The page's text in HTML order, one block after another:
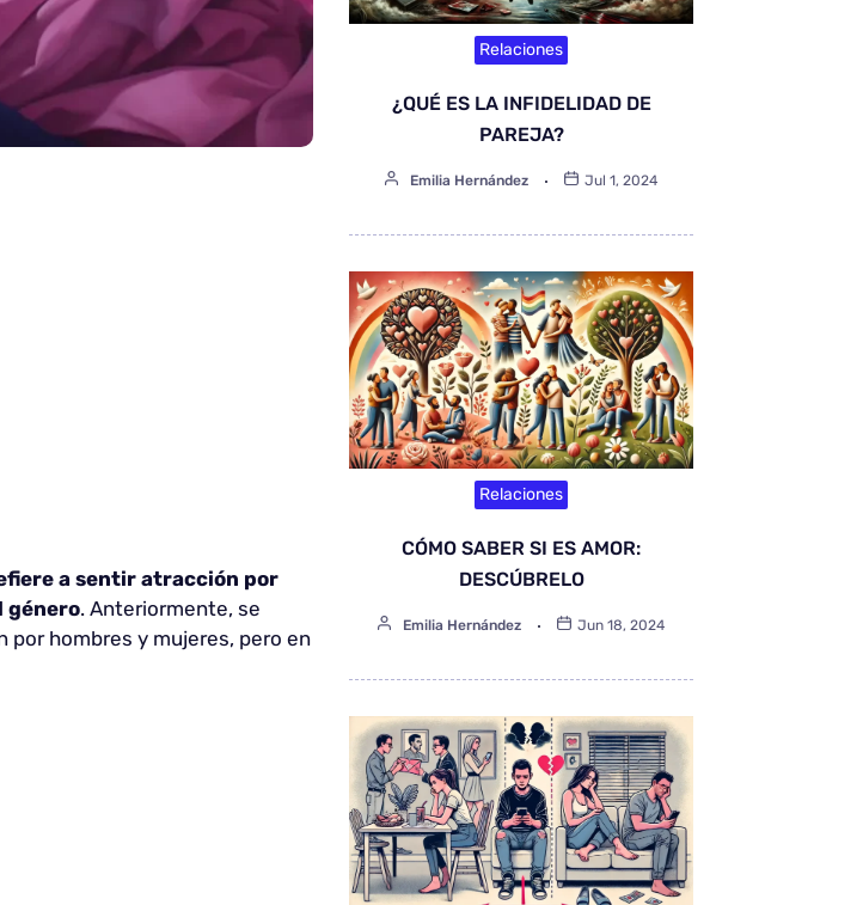
a sentir atracción por
género. Anteriormente, se
por hombres y mujeres, pero en
Relaciones
¿QUÉ ES LA INFIDELIDAD DE
PAREJA?
Emilia Hernández Jul 1, 2024
Relaciones
CÓMO SABER SI ES AMOR:
DESCÚBRELO
Emilia Hernández Jun 18, 2024